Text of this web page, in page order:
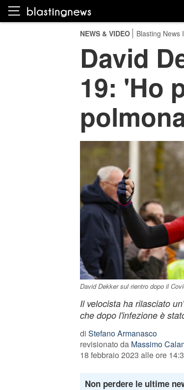
NEWS & VIDEO Blasting News
David
19: 'Ho
David Dekker sul rientro dopo il
Il velocista ha rilasciato
che dopo l'infezione è
di Stefano Armanasco
revisionato da Massimo
18 febbraio 2023 alle ore
Non perdere le ultime